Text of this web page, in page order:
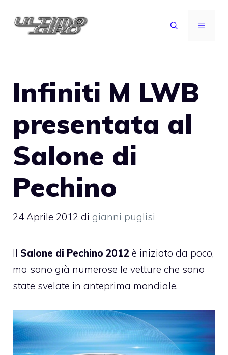
MENU
Infiniti M LWB
presentata al
Salone di
Pechino
24 Aprile 2012 di gianni puglisi
Il Salone di Pechino 2012 è iniziato da poco,
ma sono già numerose le vetture che sono
state svelate in anteprima mondiale.